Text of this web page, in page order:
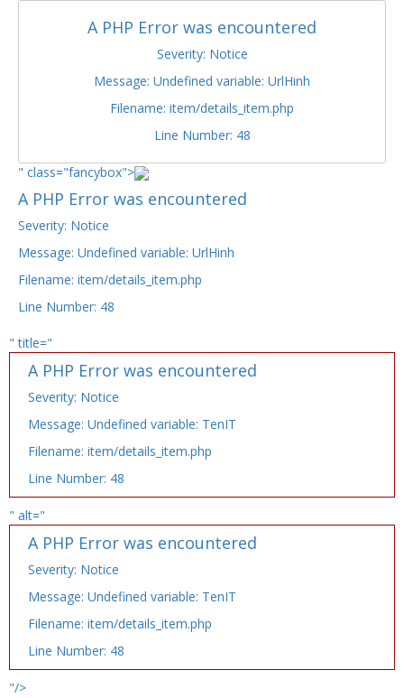
A PHP Error was encountered
Severity: Notice
Message: Undefined variable: UrlHinh
Filename: item/details_item.php
Line Number: 48
" class="fancybox">
A PHP Error was encountered
Severity: Notice
Message: Undefined variable: UrlHinh
Filename: item/details_item.php
Line Number: 48
" title="
A PHP Error was encountered
Severity: Notice
Message: Undefined variable: TenIT
Filename: item/details_item.php
Line Number: 48
" alt="
A PHP Error was encountered
Severity: Notice
Message: Undefined variable: TenIT
Filename: item/details_item.php
Line Number: 48
"/>